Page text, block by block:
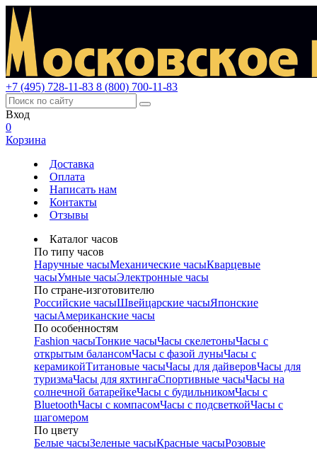
+7 (495) 728-11-83 8 (800) 700-11-83
Вход
0
Корзина
Доставка
Оплата
Написать нам
Контакты
Отзывы
Каталог часов
По типу часов
Наручные часыМеханические часыКварцевые
часыУмные часыЭлектронные часы
По стране-изготовителю
Российские часыШвейцарские часыЯпонские
часыАмериканские часы
По особенностям
Fashion часыТонкие часыЧасы скелетоныЧасы с
открытым балансомЧасы с фазой луныЧасы с
керамикойТитановые часыЧасы для дайверовЧасы для
туризмаЧасы для яхтингаСпортивные часыЧасы на
солнечной батарейкеЧасы с будильникомЧасы с
BluetoothЧасы с компасомЧасы с подсветкойЧасы с
шагомером
По цвету
Белые часыЗеленые часыКрасные часыРозовые